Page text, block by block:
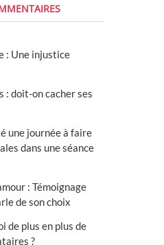
: Une injustice
: doit-on cacher ses
une journée à faire
dans une séance
: Témoignage
de son choix
de plus en plus de
?